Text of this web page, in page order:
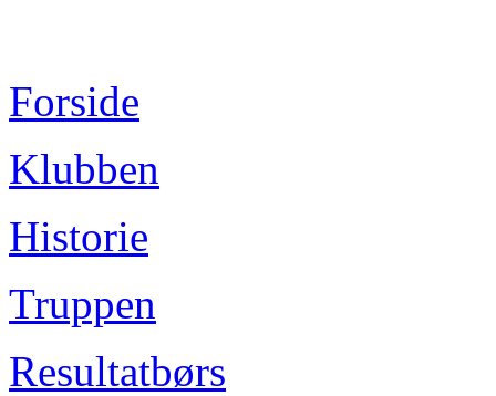
Forside
Klubben
Historie
Truppen
Resultatbørs